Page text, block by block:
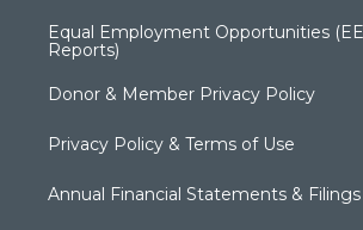
Equal Employment Opportunities
Reports)
Donor & Member Privacy Policy
Privacy Policy & Terms of Use
Annual Financial Statements & Filings